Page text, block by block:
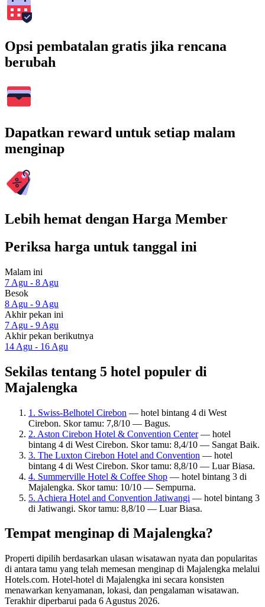
Opsi pembatalan gratis jika rencana
berubah
Dapatkan reward untuk setiap malam
menginap
Lebih hemat dengan Harga Member
Periksa harga untuk tanggal ini
Malam ini
7 Agu - 8 Agu
Besok
8 Agu - 9 Agu
Akhir pekan ini
7 Agu - 9 Agu
Akhir pekan berikutnya
14 Agu - 16 Agu
Sekilas tentang 5 hotel populer di
Majalengka
1. Swiss-Belhotel Cirebon — hotel bintang 4 di West
Cirebon. Skor tamu: 7,8/10 — Bagus.
2. Aston Cirebon Hotel & Convention Center— hotel
bintang 4 di West Cirebon. Skor tamu: 8,4/10 — Sangat Baik.
3. The Luxton Cirebon Hotel and Convention — hotel
bintang 4 di West Cirebon. Skor tamu: 8,8/10 — Luar Biasa.
4. Summerville Hotel & Coffee Shop — hotel bintang 3 di
Majalengka. Skor tamu: 10/10 — Sempurna.
5. Achiera Hotel and Convention Jatiwangi — hotel bintang 3
di Jatiwangi. Skor tamu: 8,8/10 — Luar Biasa.
Tempat menginap di Majalengka?
Properti dipilih berdasarkan ulasan wisatawan nyata dan popularitas
di antara tamu yang telah memesan menginap di Majalengka melalui
Hotels.com. Hotel-hotel di Majalengka ini secara konsisten
menawarkan kenyamanan, lokasi, dan pengalaman wisatawan.
Terakhir diperbarui pada 6 Agustus 2026.